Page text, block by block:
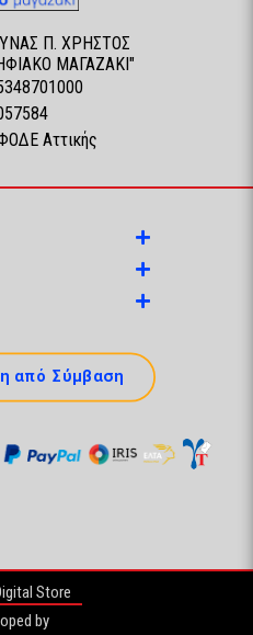
Π. ΧΡΗΣΤΟΣ
ΜΑΓΑΖΑΚΙ"
Αττικής
από Σύμβαση
Store
by